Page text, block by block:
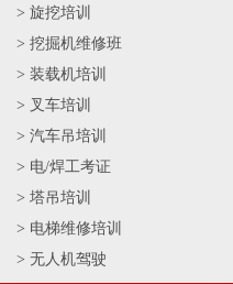
> 旋挖培训
> 挖掘机维修班
> 装载机培训
> 叉车培训
> 汽车吊培训
> 电/焊工考证
> 塔吊培训
> 电梯维修培训
> 无人机驾驶